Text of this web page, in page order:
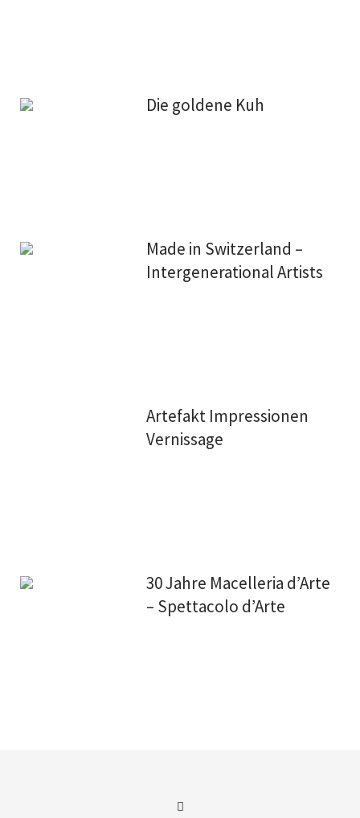
Die goldene Kuh
Made in Switzerland –
Intergenerational Artists
Artefakt Impressionen
Vernissage
30 Jahre Macelleria d’Arte
– Spettacolo d’Arte